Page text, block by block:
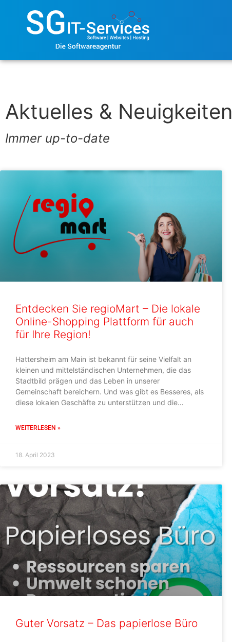
Aktuelles & Neuigkeiten
Immer up-to-date
Entdecken Sie regioMart – Die lokale
Online-Shopping Plattform für auch
für Ihre Region!
Hattersheim am Main ist bekannt für seine Vielfalt an
kleinen und mittelständischen Unternehmen, die das
Stadtbild prägen und das Leben in unserer
Gemeinschaft bereichern. Und was gibt es Besseres, als
diese lokalen Geschäfte zu unterstützen und die
Ihnen regioMart – unsere
WEITERLESEN »
18. April 2023
Guter Vorsatz – Das papierlose Büro